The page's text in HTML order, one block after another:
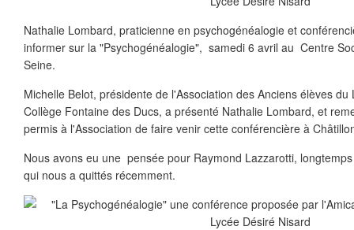
Nathalie Lombard, praticienne en psychogénéalogie et
informer sur la "Psychogénéalogie", samedi 6 avril au Centre
Seine.
Michelle Belot, présidente de l'Association des Anciens élèves
Collège Fontaine des Ducs, a présenté Nathalie Lombard, et
permis à l'Association de faire venir cette conférencière à
Nous avons eu une pensée pour Raymond Lazzarotti,
qui nous a quittés récemment.